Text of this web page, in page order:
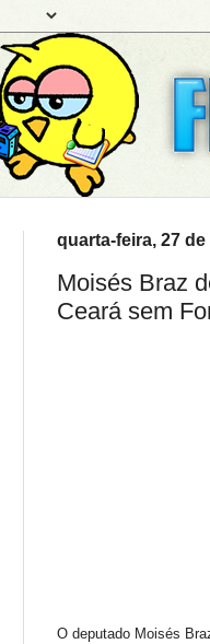
quarta-feira, 27
Moisés Braz
Ceará sem
O deputado Moisés